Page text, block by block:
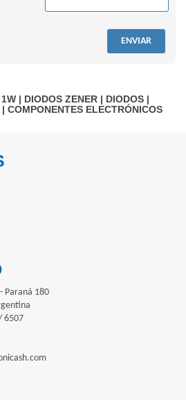
ENVIAR
| DIODOS ZENER | DIODOS |
COMPONENTES ELECTRÓNICOS
Paraná 180
6507